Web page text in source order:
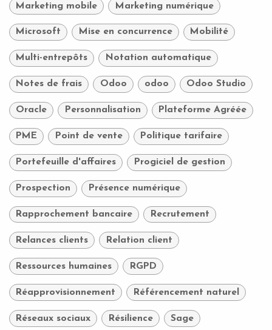
Marketing mobile Marketing numérique
Microsoft Mise en concurrence Mobilité
Multi-entrepôts Notation automatique
Notes de frais Odoo odoo Odoo Studio
Oracle Personnalisation Plateforme Agréée
PME Point de vente Politique tarifaire
Portefeuille d'affaires Progiciel de gestion
Prospection Présence numérique
Rapprochement bancaire Recrutement
Relances clients Relation client
Ressources humaines RGPD
Réapprovisionnement Référencement naturel
Réseaux sociaux Résilience Sage